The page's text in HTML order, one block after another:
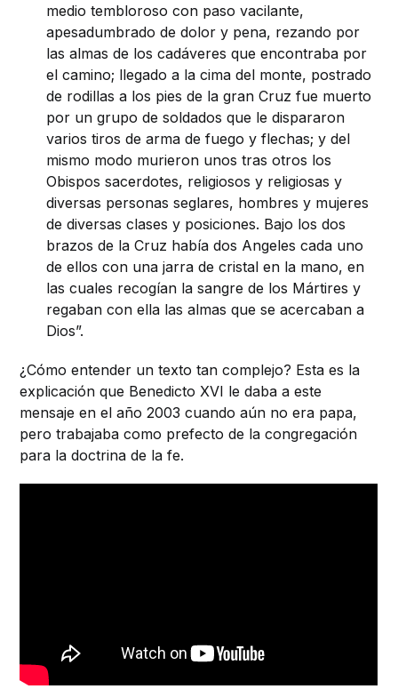
medio tembloroso con paso vacilante,
apesadumbrado de dolor y pena, rezando por
las almas de los cadáveres que encontraba por
el camino; llegado a la cima del monte, postrado
de rodillas a los pies de la gran Cruz fue muerto
por un grupo de soldados que le dispararon
varios tiros de arma de fuego y flechas; y del
mismo modo murieron unos tras otros los
Obispos sacerdotes, religiosos y religiosas y
diversas personas seglares, hombres y mujeres
de diversas clases y posiciones. Bajo los dos
brazos de la Cruz había dos Angeles cada uno
de ellos con una jarra de cristal en la mano, en
las cuales recogían la sangre de los Mártires y
regaban con ella las almas que se acercaban a
Dios”.
¿Cómo entender un texto tan complejo? Esta es la
explicación que Benedicto XVI le daba a este
mensaje en el año 2003 cuando aún no era papa,
pero trabajaba como prefecto de la congregación
para la doctrina de la fe.